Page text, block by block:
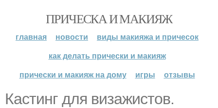
ПРИЧЕСКА И МАКИЯЖ
главная новости
виды макияжа и причесок
как делать прически и макияж
прически и макияж на дому
игры отзывы
Кастинг для визажистов.